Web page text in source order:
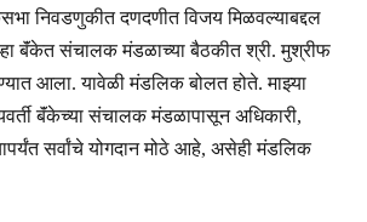
निवडणुकीत दणदणीत विजय मिळवल्याबद्दल
बॅंकेत संचालक मंडळाच्या बैठकीत श्री. मुश्रीफ
आला. यावेळी मंडलिक बोलत होते. माझ्या
बॅंकेच्या संचालक मंडळापासून अधिकारी,
सर्वांचे योगदान मोठे आहे, असेही मंडलिक